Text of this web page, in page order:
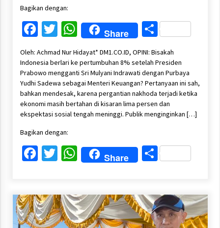
Bagikan dengan:
Facebook
Twitter
WhatsApp
Share Share
Oleh: Achmad Nur Hidayat* DM1.CO.ID, OPINI: Bisakah
Indonesia berlari ke pertumbuhan 8% setelah Presiden
Prabowo mengganti Sri Mulyani Indrawati dengan Purbaya
Yudhi Sadewa sebagai Menteri Keuangan? Pertanyaan ini sah,
bahkan mendesak, karena pergantian nakhoda terjadi ketika
ekonomi masih bertahan di kisaran lima persen dan
ekspektasi sosial tengah meninggi. Publik menginginkan […]
Bagikan dengan:
Facebook
Twitter
WhatsApp
Share Share